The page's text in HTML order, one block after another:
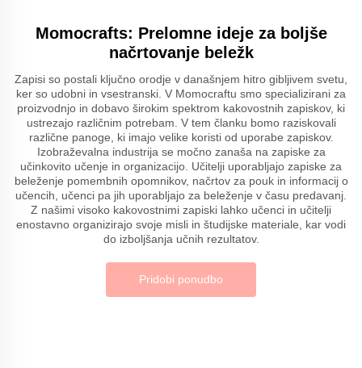
Momocrafts: Prelomne ideje za boljše
načrtovanje beležk
Zapisi so postali ključno orodje v današnjem hitro gibljivem svetu,
ker so udobni in vsestranski. V Momocraftu smo specializirani za
proizvodnjo in dobavo širokim spektrom kakovostnih zapiskov, ki
ustrezajo različnim potrebam. V tem članku bomo raziskovali
različne panoge, ki imajo velike koristi od uporabe zapiskov.
Izobraževalna industrija se močno zanaša na zapiske za
učinkovito učenje in organizacijo. Učitelji uporabljajo zapiske za
beleženje pomembnih opomnikov, načrtov za pouk in informacij o
učencih, učenci pa jih uporabljajo za beleženje v času predavanj.
Z našimi visoko kakovostnimi zapiski lahko učenci in učitelji
enostavno organizirajo svoje misli in študijske materiale, kar vodi
do izboljšanja učnih rezultatov.
Pridobi ponudbo